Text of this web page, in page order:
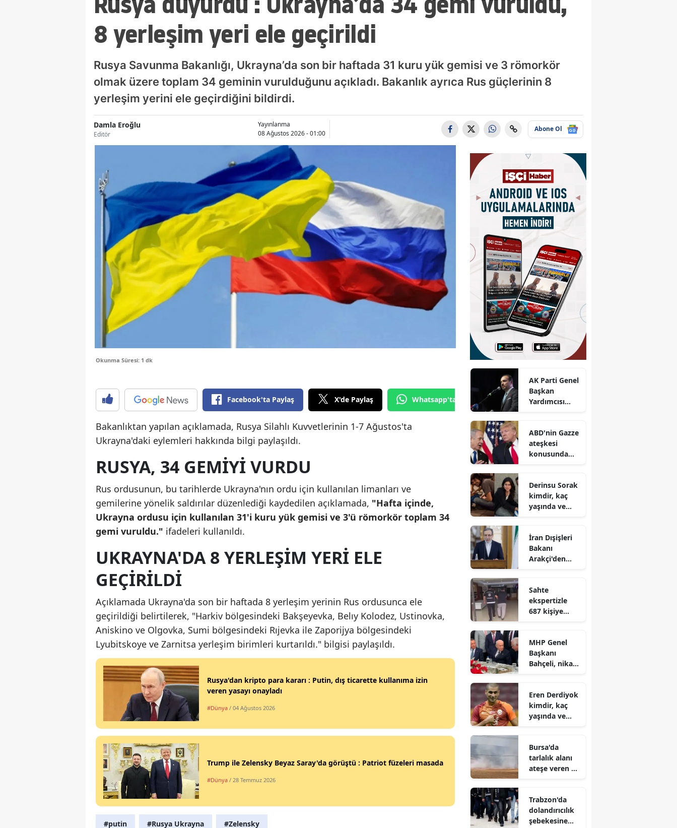
Mardin
Muş
Nevşehir
Niğde
Ordu
Rize
Sakarya
Samsun
Siirt
Sinop
Sivas
Tekirdağ
Tokat
Trabzon
Yozgat
Aksaray
Kırıkkale
Batman
Bartın
Iğdır
Yalova
Karabük
Osmaniye
8 yerleşim yeri ele geçirildi
Rusya Savunma Bakanlığı, Ukrayna’da son bir haftada 31 kuru yük gemisi ve 3 römorkör
olmak üzere toplam 34 geminin vurulduğunu açıkladı. Bakanlık ayrıca Rus güçlerinin 8
yerleşim yerini ele geçirdiğini bildirdi.
Damla Eroğlu
Editör
Yayınlanma
08 Ağustos 2026 - 01:00
Abone Ol
Okunma Süresi: 1 dk
Facebook'ta Paylaş X'de Paylaş Whatsapp'tan Gönder
Bakanlıktan yapılan açıklamada, Rusya Silahlı Kuvvetlerinin 1-7 Ağustos'ta
Ukrayna'daki eylemleri hakkında bilgi paylaşıldı.
RUSYA, 34 GEMİYİ VURDU
Rus ordusunun, bu tarihlerde Ukrayna'nın ordu için kullanılan limanları ve
gemilerine yönelik saldırılar düzenlediği kaydedilen açıklamada, "Hafta içinde,
Ukrayna ordusu için kullanılan 31'i kuru yük gemisi ve 3'ü römorkör toplam 34
gemi vuruldu." ifadeleri kullanıldı.
UKRAYNA'DA 8 YERLEŞIM YERI ELE
GEÇIRILDI
Açıklamada Ukrayna'da son bir haftada 8 yerleşim yerinin Rus ordusunca ele
geçirildiği belirtilerek, "Harkiv bölgesindeki Bakşeyevka, Belıy Kolodez, Ustinovka,
Aniskino ve Olgovka, Sumi bölgesindeki Rıjevka ile Zaporijya bölgesindeki
Lyubitskoye ve Zarnitsa yerleşim birimleri kurtarıldı." bilgisi paylaşıldı.
Rusya'dan kripto para kararı : Putin, dış ticarette kullanıma izin
veren yasayı onayladı
#Dünya / 04 Ağustos 2026
Trump ile Zelensky Beyaz Saray'da görüştü : Patriot füzeleri masada
#Dünya / 28 Temmuz 2026
#putin #Rusya Ukrayna #Zelensky
AK Parti Genel
Başkan
Yardımcısı
birliği uzak
değil, yakındır
ABD'nin Gazze
ateşkesi
konusunda
Derinsu Sorak
kimdir, kaç
yaşında ve
oynadı?
İran Dışişleri
Bakanı
Arakçi'den
Sahte
ekspertizle
687 kişiye
suç örgütü
çökertildi
MHP Genel
Başkanı
Bahçeli, nikah
Eren Derdiyok
kimdir, kaç
yaşında ve
oynadı?
Bursa'da
tarlalık alanı
ateşe veren 16
yakalandı
Trabzon'da
dolandırıcılık
şebekesine